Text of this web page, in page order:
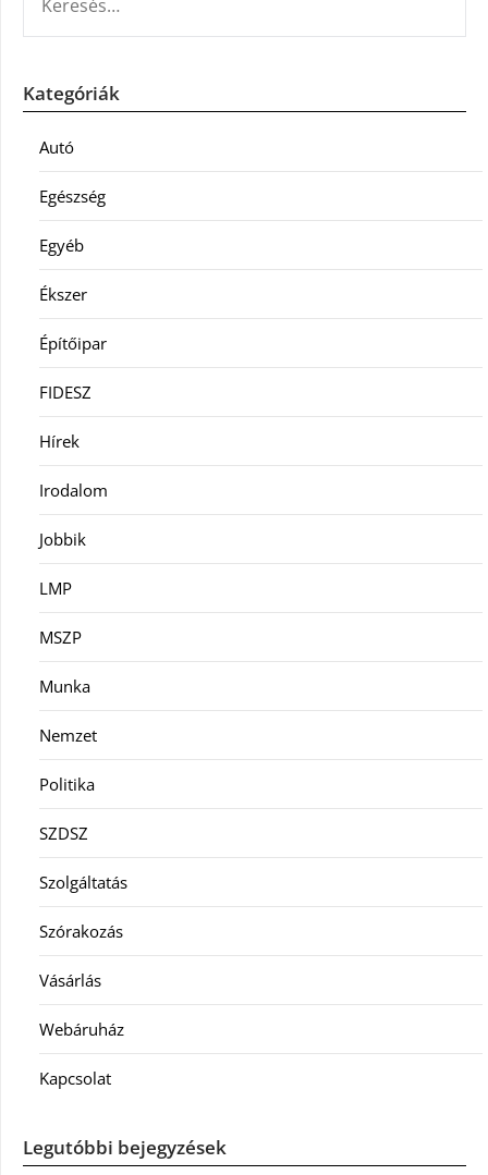
Kategóriák
Autó
Egészség
Egyéb
Ékszer
Építőipar
FIDESZ
Hírek
Irodalom
Jobbik
LMP
MSZP
Munka
Nemzet
Politika
SZDSZ
Szolgáltatás
Szórakozás
Vásárlás
Webáruház
Kapcsolat
Legutóbbi bejegyzések